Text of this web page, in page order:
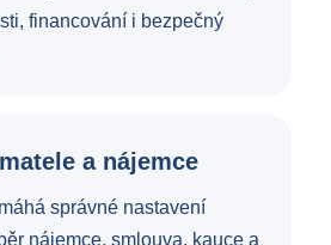
financování i bezpečný
a nájemce
správné nastavení
nájemce, smlouva, kauce a